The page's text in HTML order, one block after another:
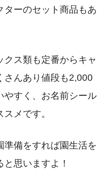
ターのセット商品もあ
ス類も定番からキャ
さんあり値段も2,000
やすく、お名前シール
メです。
準備をすれば園生活を
思いますよ！